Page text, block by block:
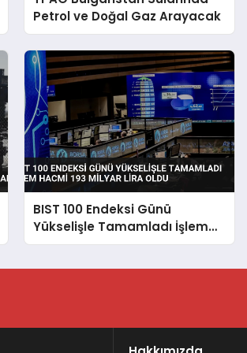
Petrol ve Doğal Gaz Arayacak
BIST 100 Endeksi Günü
Yükselişle Tamamladı İşlem
Hacmi 193 Milyar Lira Oldu